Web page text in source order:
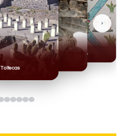
Toltecas
Mexicas
›